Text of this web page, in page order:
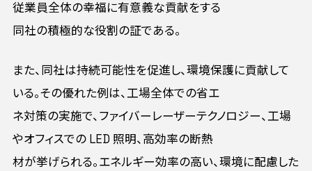
従業員全体の幸福に有意義な貢献をする
同社の積極的な役割の証である。
また、同社は持続可能性を促進し、環境保護に貢献して
いる。その優れた例は、工場全体での省エ
ネ対策の実施で、ファイバーレーザーテクノロジー、工場
やオフィスでの LED 照明、高効率の断熱
材が挙げられる。エネルギー効率の高い、環境に配慮した